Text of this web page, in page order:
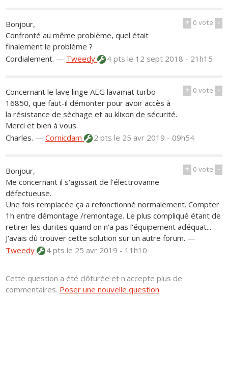
+ 0vote -
Bonjour,
Confronté au même problème, quel était
finalement le problème ?
Cordialement. — Tweedy 4 ptsle 12 sept 2018 - 21h15
+ 0vote -
Concernant le lave linge AEG lavamat turbo
16850, que faut-il démonter pour avoir accès à
la résistance de sèchage et au klixon de sécurité.
Merci et bien à vous.
Charles. —Cornicdam 2 ptsle 25 avr 2019 - 09h54
+ 0vote -
Bonjour,
Me concernant il s'agissait de l'électrovanne
défectueuse.
Une fois remplacée ça a refonctionné normalement. Compter
1h entre démontage /remontage. Le plus compliqué étant de
retirer les durites quand on n'a pas l'équipement adéquat...
J'avais dû trouver cette solution sur un autre forum. —
Tweedy
4 ptsle 25 avr 2019 - 11h10
Cette question a été clôturée et n'accepte plus de
commentaires. Poser une nouvelle question